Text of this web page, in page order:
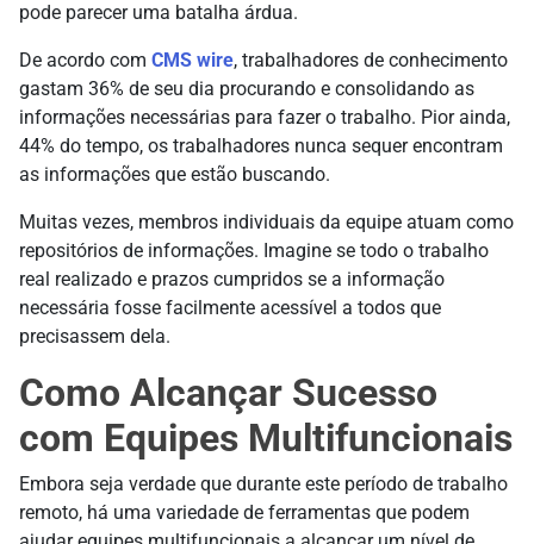
pode parecer uma batalha árdua.
De acordo com CMS wire, trabalhadores de conhecimento
gastam 36% de seu dia procurando e consolidando as
informações necessárias para fazer o trabalho. Pior ainda,
44% do tempo, os trabalhadores nunca sequer encontram
as informações que estão buscando.
Muitas vezes, membros individuais da equipe atuam como
repositórios de informações. Imagine se todo o trabalho
real realizado e prazos cumpridos se a informação
necessária fosse facilmente acessível a todos que
precisassem dela.
Como Alcançar Sucesso
com Equipes Multifuncionais
Embora seja verdade que durante este período de trabalho
remoto, há uma variedade de ferramentas que podem